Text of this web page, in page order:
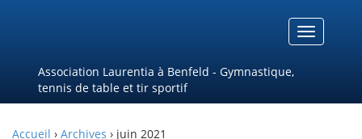
Menu
Association Laurentia à Benfeld - Gymnastique,
tennis de table et tir sportif
Accueil › Archives › juin 2021